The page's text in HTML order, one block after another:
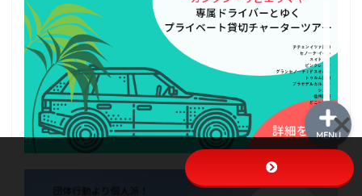
MENU
お客様の声